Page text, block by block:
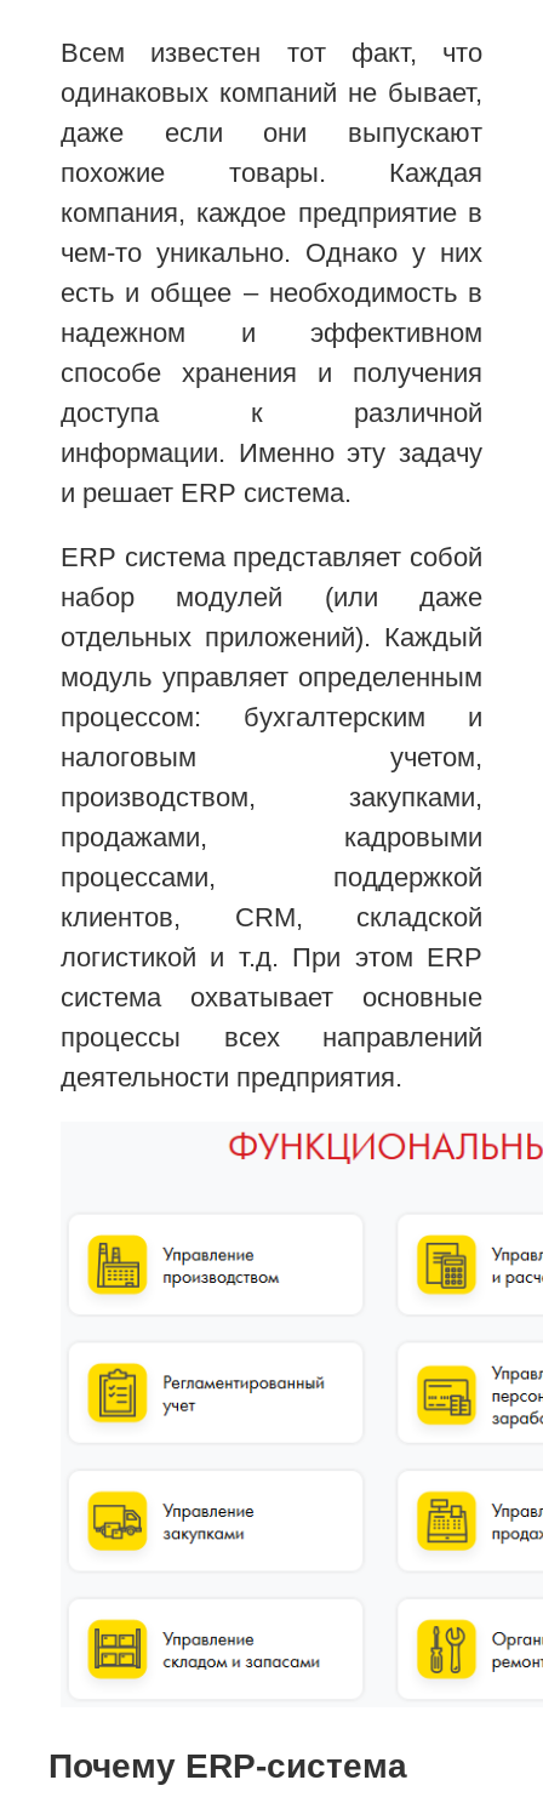
Всем известен тот факт, что
одинаковых компаний не бывает,
даже если они выпускают
похожие товары. Каждая
компания, каждое предприятие в
чем-то уникально. Однако у них
есть и общее – необходимость в
надежном и эффективном
способе хранения и получения
доступа к различной
информации. Именно эту задачу
и решает ERP система.
ERP система представляет собой
набор модулей (или даже
отдельных приложений). Каждый
модуль управляет определенным
процессом: бухгалтерским и
налоговым учетом,
производством, закупками,
продажами, кадровыми
процессами, поддержкой
клиентов, CRM, складской
логистикой и т.д. При этом ERP
система охватывает основные
процессы всех направлений
деятельности предприятия.
Почему ERP-система